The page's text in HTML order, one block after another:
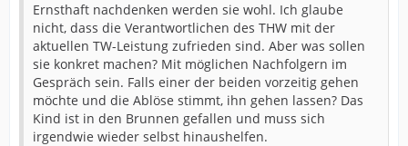
Ernsthaft nachdenken werden sie wohl. Ich glaube
nicht, dass die Verantwortlichen des THW mit der
aktuellen TW-Leistung zufrieden sind. Aber was sollen
sie konkret machen? Mit möglichen Nachfolgern im
Gespräch sein. Falls einer der beiden vorzeitig gehen
möchte und die Ablöse stimmt, ihn gehen lassen? Das
Kind ist in den Brunnen gefallen und muss sich
irgendwie wieder selbst hinaushelfen.